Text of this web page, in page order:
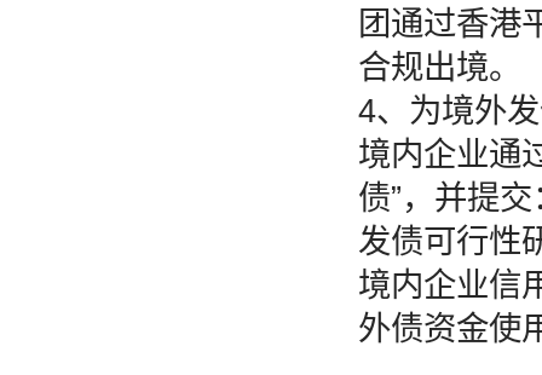
团通过香港
合规出境。
4、为境外
境内企业通
债”，并提交
发债可行性
境内企业信
外债资金使